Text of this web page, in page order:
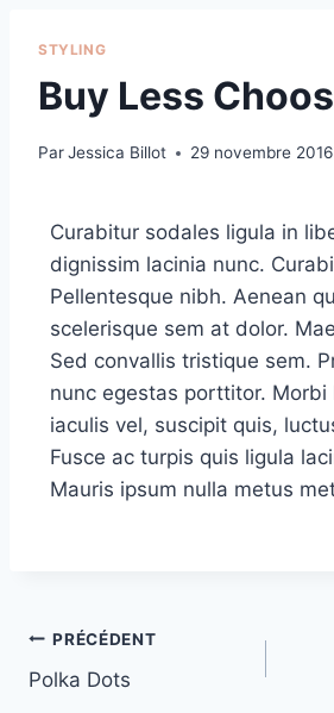
STYLING
Buy Less
ParJessica Billot 29 novembre 2016
Curabitur sodales ligula in
dignissim lacinia nunc.
Pellentesque nibh. Aenean
scelerisque sem at dolor.
Sed convallis tristique sem.
nunc egestas porttitor. Morbi
iaculis vel, suscipit quis,
Fusce ac turpis quis ligula
Mauris ipsum nulla metus
PRÉCÉDENT
Polka Dots